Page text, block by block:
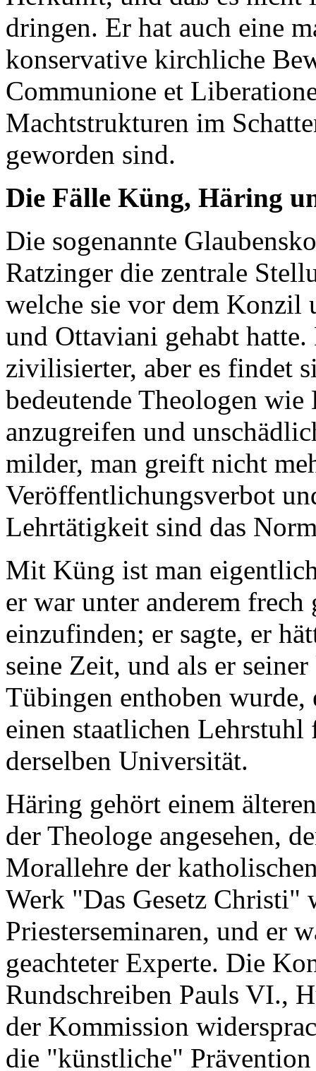
dringen. Er hat auch eine
konservative kirchliche
Communione et
Machtstrukturen im
geworden sind.
Die Fälle Küng, Häring
Die sogenannte
Ratzinger die zentrale
welche sie vor dem Konzil
und Ottaviani gehabt
zivilisierter, aber es findet
bedeutende Theologen
anzugreifen und
milder, man greift nicht
Veröffentlichungsverbot
Lehrtätigkeit sind das
Mit Küng ist man
er war unter anderem
einzufinden; er sagte, er
seine Zeit, und als er
Tübingen enthoben
einen staatlichen Lehrstuhl
derselben Universität.
Häring gehört einem
der Theologe angesehen,
Morallehre der
Werk "Das Gesetz Christi"
Priesterseminaren, und er
geachteter Experte. Die
Rundschreiben Pauls VI.,
der Kommission
die "künstliche"